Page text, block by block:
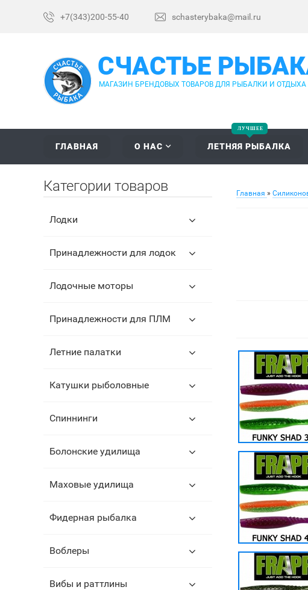
+7(343)200-55-40 schasterybaka@mail.ru
СЧАСТЬЕ
МАГАЗИН БРЕНДОВЫХ ТОВАРОВ ДЛЯ РЫБАЛКИ И ОТДЫХА
ГЛАВНАЯ О НАС ЛЕТНЯЯ РЫБАЛКА
Главная »
Категории товаров
Лодки
Принадлежности для лодок
Лодочные моторы
Принадлежности для ПЛМ
Летние палатки
Катушки рыболовные
Спиннинги
Болонские удилища
Маховые удилища
Фидерная рыбалка
Воблеры
Вибы и раттлины